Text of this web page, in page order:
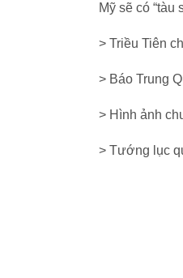
Mỹ sẽ có
> Triều Tiên
> Báo Trung
> Hình ảnh
> Tướng lục